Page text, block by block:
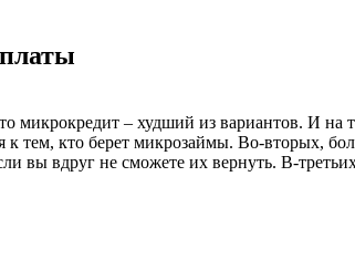
микрокредит – худший из вариантов. И
к тем, кто берет микрозаймы. Во-вторых,
вы вдруг не сможете их вернуть. В-